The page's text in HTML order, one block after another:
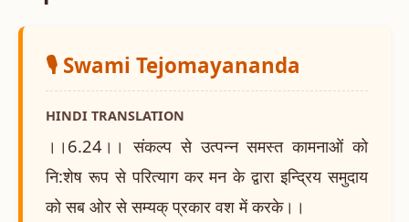
🎙️ Swami Tejomayananda
HINDI TRANSLATION
।।6.24।। संकल्प से उत्पन्न समस्त कामनाओं को
नि:शेष रूप से परित्याग कर मन के द्वारा इन्द्रिय समुदाय
को सब ओर से सम्यक् प्रकार वश में करके।।